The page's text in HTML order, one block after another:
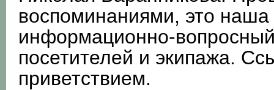
воспоминаниями, это
информационно-
посетителей и экипажа.
приветствием.